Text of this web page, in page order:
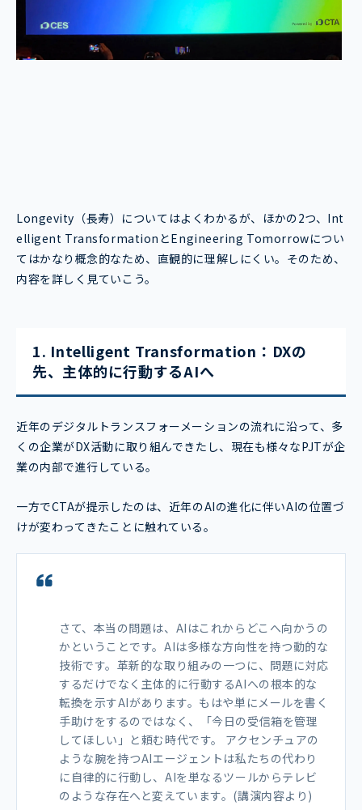
Longevity（長寿）についてはよくわかるが、ほかの2つ、Int
elligent TransformationとEngineering Tomorrowについ
てはかなり概念的なため、直観的に理解しにくい。そのため、
内容を詳しく見ていこう。
1. Intelligent Transformation：DXの
先、主体的に行動するAIへ
近年のデジタルトランスフォーメーションの流れに沿って、多
くの企業がDX活動に取り組んできたし、現在も様々なPJTが企
業の内部で進行している。
一方でCTAが提示したのは、近年のAIの進化に伴いAIの位置づ
けが変わってきたことに触れている。
さて、本当の問題は、AIはこれからどこへ向かうの
かということです。AIは多様な⽅向性を持つ動的な
技術です。⾰新的な取り組みの⼀つに、問題に対応
するだけでなく主体的に⾏動するAIへの根本的な
転換を⽰すAIがあります。もはや単にメールを書く
⼿助けをするのではなく、「今⽇の受信箱を管理
してほしい」と頼む時代です。 アクセンチュアの
ような腕を持つAIエージェントは私たちの代わり
に⾃律的に⾏動し、AIを単なるツールからテレビ
のような存在へと変えています。(講演内容より)